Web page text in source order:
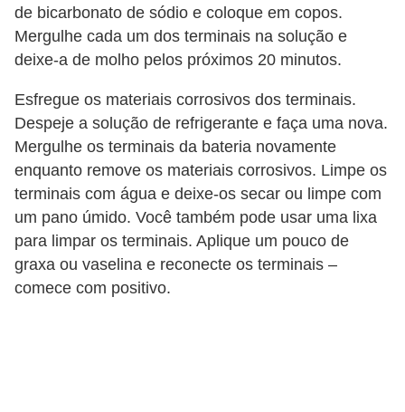
de bicarbonato de sódio e coloque em copos.
Mergulhe cada um dos terminais na solução e
deixe-a de molho pelos próximos 20 minutos.
Esfregue os materiais corrosivos dos terminais.
Despeje a solução de refrigerante e faça uma nova.
Mergulhe os terminais da bateria novamente
enquanto remove os materiais corrosivos. Limpe os
terminais com água e deixe-os secar ou limpe com
um pano úmido. Você também pode usar uma lixa
para limpar os terminais. Aplique um pouco de
graxa ou vaselina e reconecte os terminais –
comece com positivo.
s
p
o
r
t
e
a
l
e
r